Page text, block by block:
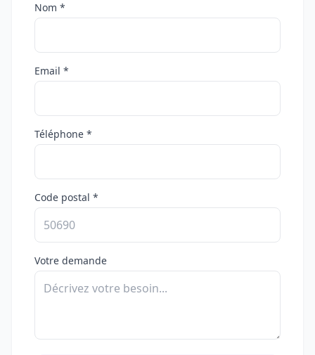
Nom *
Email *
Téléphone *
Code postal *
Votre demande